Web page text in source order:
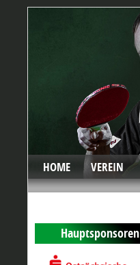
HOME VEREIN
Hauptsponsoren